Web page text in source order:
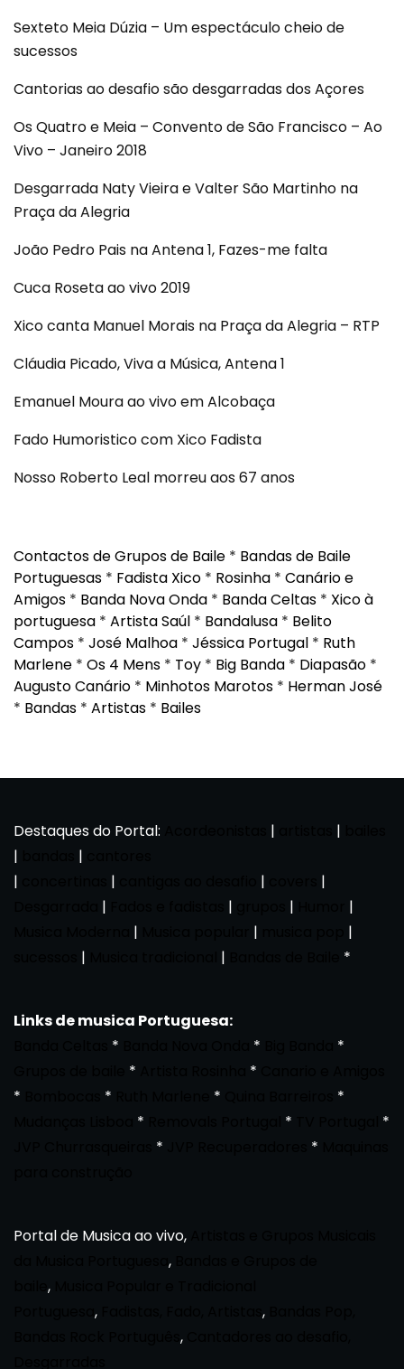
Sexteto Meia Dúzia – Um espectáculo cheio de
sucessos
Cantorias ao desafio são desgarradas dos Açores
Os Quatro e Meia – Convento de São Francisco – Ao
Vivo – Janeiro 2018
Desgarrada Naty Vieira e Valter São Martinho na
Praça da Alegria
João Pedro Pais na Antena 1, Fazes-me falta
Cuca Roseta ao vivo 2019
Xico canta Manuel Morais na Praça da Alegria – RTP
Cláudia Picado, Viva a Música, Antena 1
Emanuel Moura ao vivo em Alcobaça
Fado Humoristico com Xico Fadista
Nosso Roberto Leal morreu aos 67 anos
Contactos de Grupos de Baile * Bandas de Baile
Portuguesas * Fadista Xico * Rosinha * Canário e
Amigos * Banda Nova Onda * Banda Celtas * Xico à
portuguesa * Artista Saúl * Bandalusa * Belito
Campos * José Malhoa * Jéssica Portugal * Ruth
Marlene * Os 4 Mens * Toy * Big Banda * Diapasão *
Augusto Canário * Minhotos Marotos * Herman José
* Bandas * Artistas * Bailes
Destaques do Portal: | |
|
|
|
| |
|
| | |
|
| |
|
| | *
Links de musica Portuguesa:
* *
*
* *
*
* *
*
* *
*
* *
Portal de Musica ao vivo,
,
,
, ,
,